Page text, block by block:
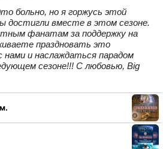
больно, но я горжусь этой
достигли вместе в этом сезоне.
фанатам за поддержку на
праздновать это
и наслаждаться парадом
сезоне!!! С любовью, Big